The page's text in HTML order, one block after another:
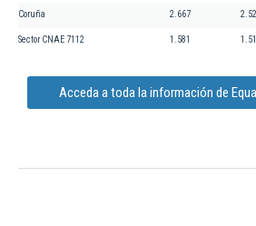
Coruña 2.667
Sector CNAE 7112 1.581
Acceda a toda la información de